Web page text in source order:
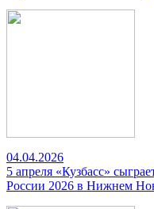
04.04.2026
5 апреля «Кузбасс»
России 2026 в Нижнем